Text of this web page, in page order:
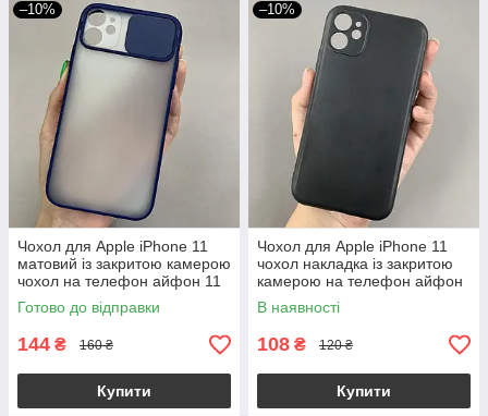
–10%
Чохол для Apple iPhone 11
матовий із закритою камерою
чохол на телефон айфон 11
темно-синій cur
Готово до відправки
144 ₴ 160 ₴
Купити
–10%
Чохол для Apple iPhone 11
чохол накладка із закритою
камерою на телефон айфон
11 чорний tpb
В наявності
108 ₴ 120 ₴
Купити